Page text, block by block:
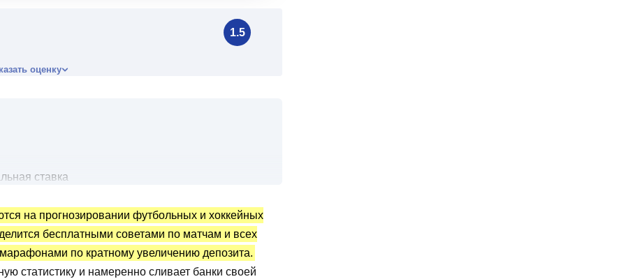
1.5
оценку
ставка
руб.?
и отзывы
по обзору
на прогнозировании футбольных и хоккейных
бесплатными советами по матчам и всех
по кратному увеличению депозита.
статистику и намеренно сливает банки своей